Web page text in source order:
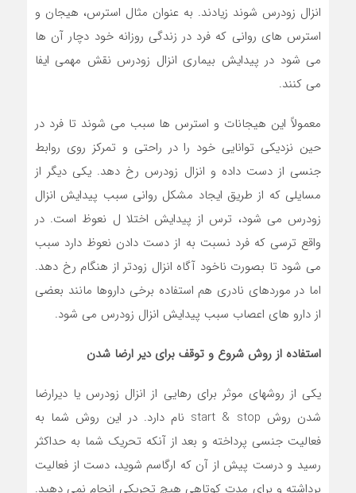
انزال زودرس شوند زيادند. به عنوان مثال استرس، هيجان و
استرس هاي رواني كه فرد در زندگي روزانه خود دچار آن ها
مي شود در پیدایش بيماري انزال زودرس نقش مهمي ايفا
مي كنند.
معمولاً اين هيجانات و استرس ها سبب مي شوند تا فرد در
حين نزديكي توانايي خود را در راحتي و تمركز روي روابط
جنسي از دست داده و انزال زودرس رخ دهد. يكي ديگر از
مسايلي كه از طريق ايجاد مشكل رواني سبب پیدایش انزال
زودرس مي شود، ترس از پیدایش اختلا ل نعوظ است. در
واقع ترسي كه فرد نسبت به از دست دادن نعوظ دارد سبب
مي شود تا بصورت ناخود آگاه انزال زودتر از هنگام رخ دهد.
اما در موردهای نادري هم استفاده برخي داروها مانند بعضي
از دارو هاي اعصاب سبب پیدایش انزال زودرس مي شود.
استفاده از روش شروع و توقف برای دیر ارضا شدن
یکی از روشهای موثر برای رهایی از انزال زودرس یا دیرارضا
شدن روش start & stop نام دارد. در این روش شما به
فعالیت جنسی پرداخته و بعد از آنکه تحریک شما به حداکثر
رسید و درست پیش از آن که ارگاسم شوید، دست از فعالیت